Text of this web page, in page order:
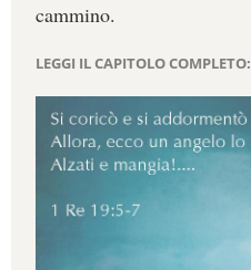
cammino.
LEGGI IL CAPITOLO COMPLETO: